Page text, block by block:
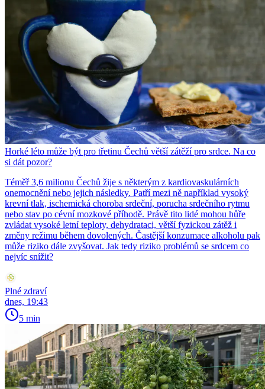
Horké léto může být pro třetinu Čechů větší zátěží pro srdce. Na co
si dát pozor?
Téměř 3,6 milionu Čechů žije s některým z kardiovaskulárních
onemocnění nebo jejich následky. Patří mezi ně například vysoký
krevní tlak, ischemická choroba srdeční, porucha srdečního rytmu
nebo stav po cévní mozkové příhodě. Právě tito lidé mohou hůře
zvládat vysoké letní teploty, dehydrataci, větší fyzickou zátěž i
změny režimu během dovolených. Častější konzumace alkoholu pak
může riziko dále zvyšovat. Jak tedy riziko problémů se srdcem co
nejvíc snížit?
Plné zdraví
dnes, 19:43
5 min